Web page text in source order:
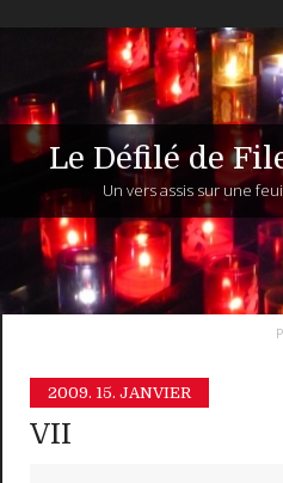
Le Défilé de
Un vers assis sur une
2009. 15. JANVIER
VII